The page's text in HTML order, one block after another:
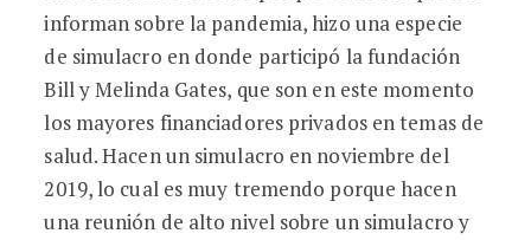
informan sobre la pandemia, hizo una especie
de simulacro en donde participó la fundación
Bill y Melinda Gates, que son en este momento
los mayores financiadores privados en temas de
salud. Hacen un simulacro en noviembre del
2019, lo cual es muy tremendo porque hacen
una reunión de alto nivel sobre un simulacro y